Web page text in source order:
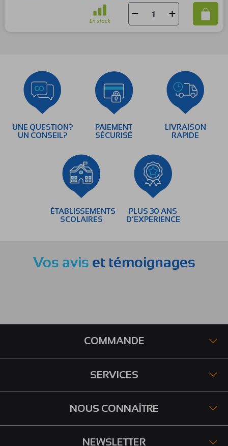
En stock
UNE QUESTION?
UN CONSEIL?
PAIEMENT
SÉCURISÉ
LIVRAISON
RAPIDE
ÉTABLISSEMENTS
SCOLAIRES
PLUS 30 ANS
D’EXPERIENCE
Vos avis et témoignages
COMMANDE
SERVICES
NOUS CONNAÎTRE
NEWSLETTER